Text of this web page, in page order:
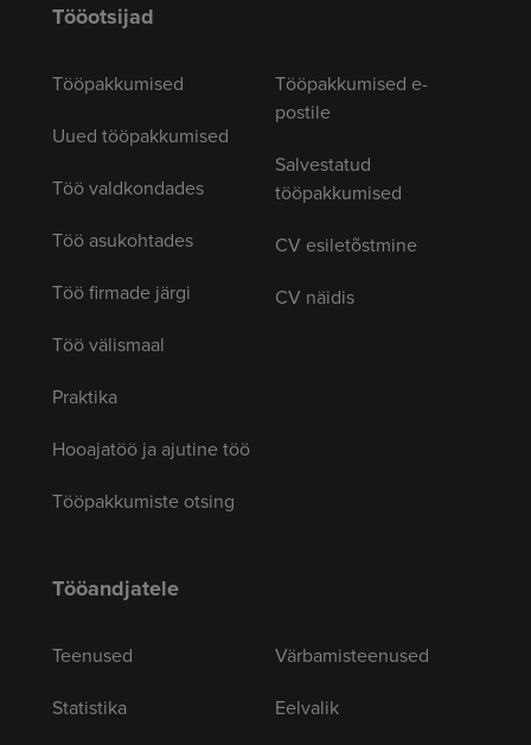
Tööotsijad
Tööpakkumised
Uued tööpakkumised
Töö valdkondades
Töö asukohtades
Töö firmade järgi
Töö välismaal
Praktika
Hooajatöö ja ajutine töö
Tööpakkumiste otsing
Tööpakkumised e-
postile
Salvestatud
tööpakkumised
CV esiletõstmine
CV näidis
Tööandjatele
Teenused
Statistika
Värbamisteenused
Eelvalik